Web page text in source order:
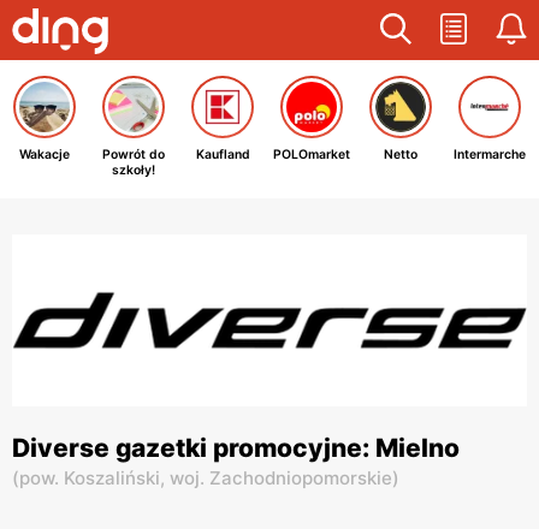
Wakacje
Powrót do
szkoły!
Kaufland POLOmarket Netto Intermarche
Diverse gazetki promocyjne: Mielno
(pow. Koszaliński, woj. Zachodniopomorskie)